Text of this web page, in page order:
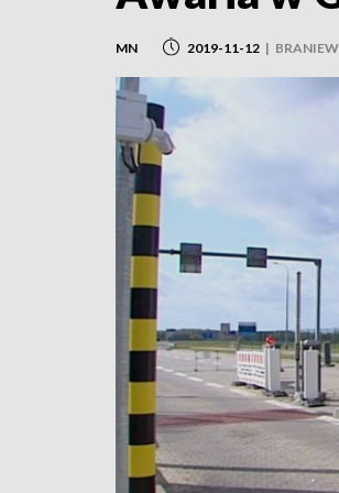
MN 2019-11-12 |